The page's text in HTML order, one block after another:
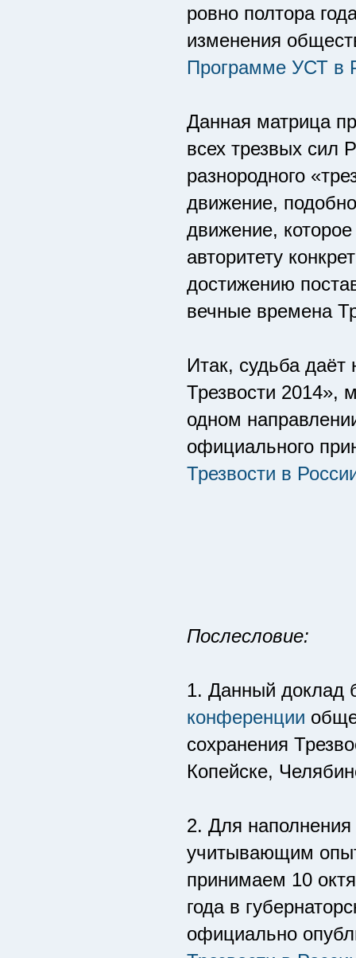
ровно полтора
изменения
Программе УСТ в
Данная матрица
всех трезвых сил
разнородного
движение,
движение,
авторитету
достижению
вечные времена
Итак, судьба
Трезвости 2014»,
одном
официального
Трезвости в
Послесловие:
1. Данный доклад
конференции
сохранения
Копейске,
2. Для
учитывающим
принимаем 10
года в
официально